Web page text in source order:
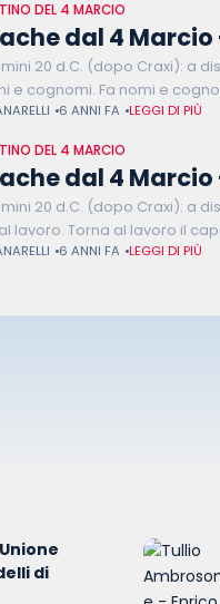
DEL 4 MARCIO
dal 4
20 d.C. (dopo Craxi): a
e cognomi. Fa nomi e
6 ANNI FA LEGGI DI PIÙ
DEL 4 MARCIO
dal 4
20 d.C. (dopo Craxi): a
lavoro. Torna al lavoro il
6 ANNI FA LEGGI DI PIÙ
di